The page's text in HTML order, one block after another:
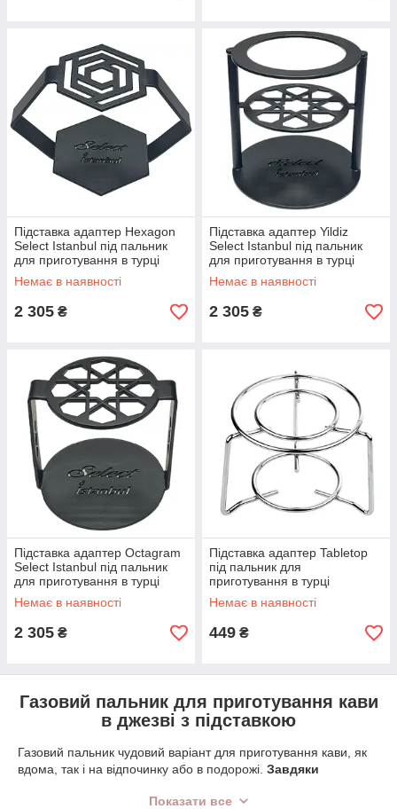
Підставка адаптер Hexagon
Select Istanbul під пальник
для приготування в турці
Немає в наявності
2 305 ₴
Підставка адаптер Yildiz
Select Istanbul під пальник
для приготування в турці
Немає в наявності
2 305 ₴
Підставка адаптер Octagram
Select Istanbul під пальник
для приготування в турці
Немає в наявності
2 305 ₴
Підставка адаптер Tabletop
під пальник для
приготування в турці
Немає в наявності
449 ₴
Газовий пальник для приготування кави
в джезві з підставкою
Газовий пальник чудовий варіант для приготування кави, як
вдома, так і на відпочинку або в подорожі. Завдяки
відміну від туристичних пальників, до пальнику для
Показати все